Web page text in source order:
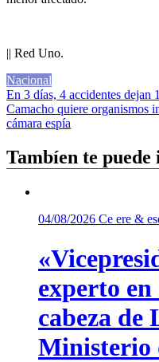
|| Red Uno.
Nacional
Navegación
de
En 3 días, 4 accidentes dejan
Camacho quiere organismos
cámara espía
Tambíen te puede
04/08/2026 Ce ere &
experto
cabeza de
Ministerio